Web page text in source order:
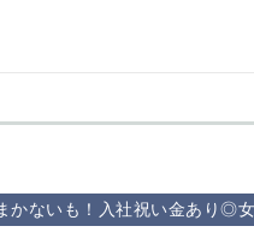
かないも！入社祝い金あり◎